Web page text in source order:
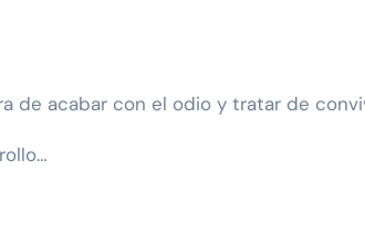
de acabar con el odio y tratar de